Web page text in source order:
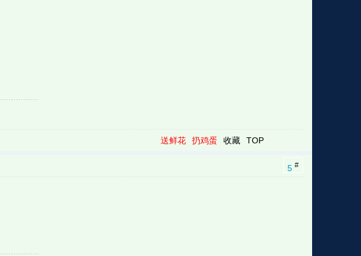
送鲜花 扔鸡蛋 收藏 TOP
5 #